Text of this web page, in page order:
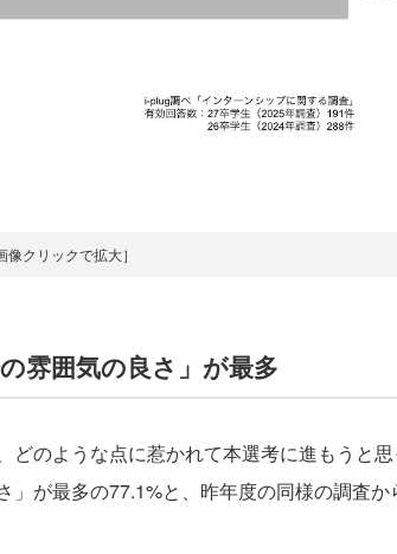
像クリックで拡大］
雰囲気の良さ」が最多
のような点に惹かれて本選考に進もうと思
」が最多の77.1%と、昨年度の同様の調査か